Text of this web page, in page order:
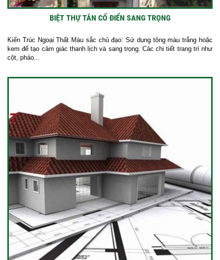
BIỆT THỰ TÂN CỔ ĐIỂN SANG TRỌNG
Kiến Trúc Ngoại Thất Màu sắc chủ đạo: Sử dụng tông màu trắng hoặc
kem để tạo cảm giác thanh lịch và sang trọng. Các chi tiết trang trí như
cột, phào...